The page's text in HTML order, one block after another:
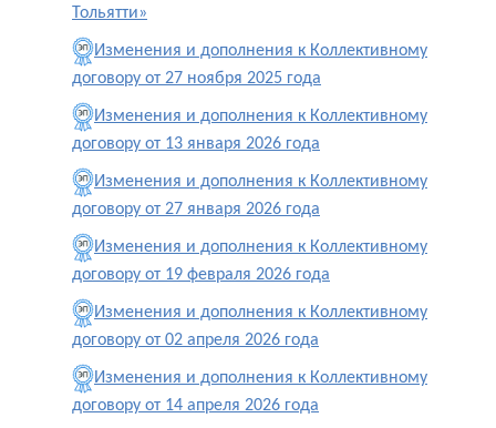
Тольятти»
Изменения и дополнения к Коллективному
договору от 27 ноября 2025 года
Изменения и дополнения к Коллективному
договору от 13 января 2026 года
Изменения и дополнения к Коллективному
договору от 27 января 2026 года
Изменения и дополнения к Коллективному
договору от 19 февраля 2026 года
Изменения и дополнения к Коллективному
договору от 02 апреля 2026 года
Изменения и дополнения к Коллективному
договору от 14 апреля 2026 года